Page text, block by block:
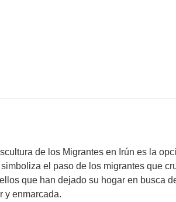
de los Migrantes en Irún es la
el paso de los migrantes que
que han dejado su hogar en busca
y enmarcada.